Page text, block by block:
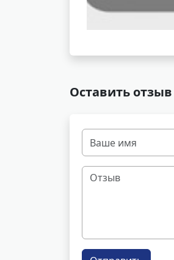
Оставить